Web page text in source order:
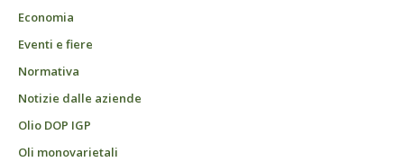
Economia
Eventi e fiere
Normativa
Notizie dalle aziende
Olio DOP IGP
Oli monovarietali